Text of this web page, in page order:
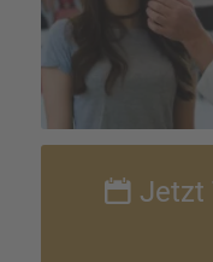
Jetzt